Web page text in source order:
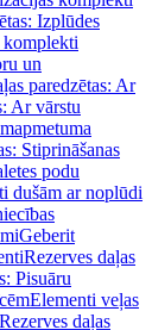
Izplūdes
komplekti
un
paredzētas: Ar
Ar vārstu
Stiprināšanas
podu
dušām ar noplūdi
Geberit
Rezerves daļas
Pisuāru
Elementi veļas
Rezerves daļas